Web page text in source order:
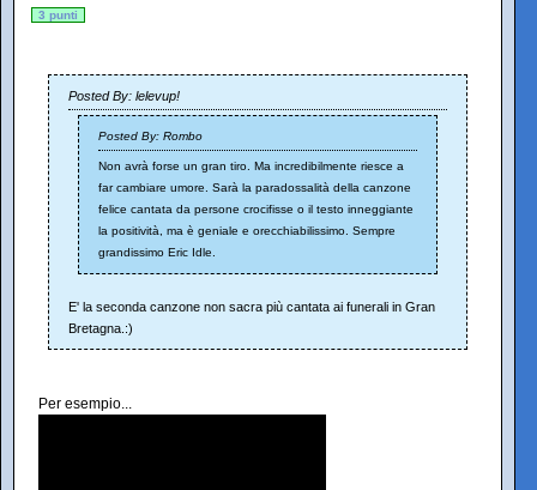
3 punti
Posted By: lelevup!
Posted By: Rombo
Non avrà forse un gran tiro. Ma incredibilmente riesce a
far cambiare umore. Sarà la paradossalità della canzone
felice cantata da persone crocifisse o il testo inneggiante
la positività, ma è geniale e orecchiabilissimo. Sempre
grandissimo Eric Idle.
E' la seconda canzone non sacra più cantata ai funerali in Gran
Bretagna.:)
Per esempio...